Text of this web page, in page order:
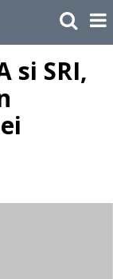
si SRI,